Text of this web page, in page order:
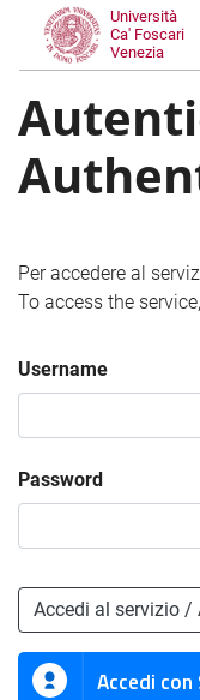
Università
Ca' Foscari
Venezia
Per accedere al
To access the
Username
Password
Accedi al servizio /
Accedi con